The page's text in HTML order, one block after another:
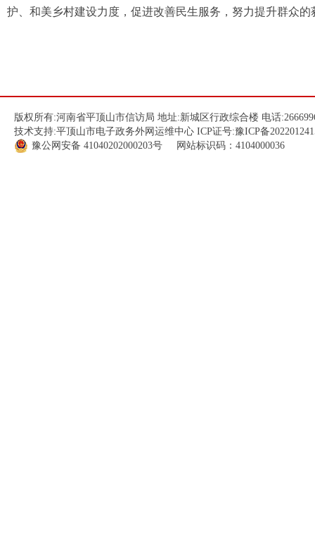
护、和美乡村建设力度，促进改善民生服务，努力提升群众的
版权所有:河南省平顶山市信访局 地址:新城区行政综合楼 电话
技术支持:平顶山市电子政务外网运维中心 ICP证号:豫ICP备
豫公网安备 41040202000203号 网站标识码：4104000036